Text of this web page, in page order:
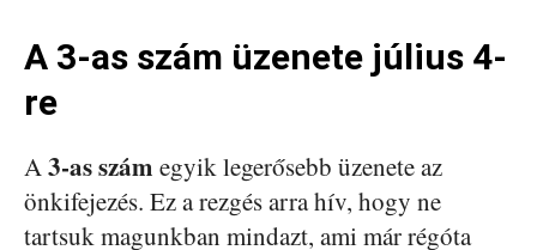
A 3-as szám üzenete július 4-
re
A3-as szám egyik legerősebb üzenete az
önkifejezés. Ez a rezgés arra hív, hogy ne
tartsuk magunkban mindazt, ami már régóta